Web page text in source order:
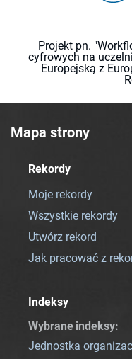
Projekt pn.
cyfrowych na
Europejską z
Mapa strony
Rekordy
Moje rekordy
Wszystkie rekordy
Utwórz rekord
Jak pracować z
Indeksy
Wybrane indeksy:
Jednostka